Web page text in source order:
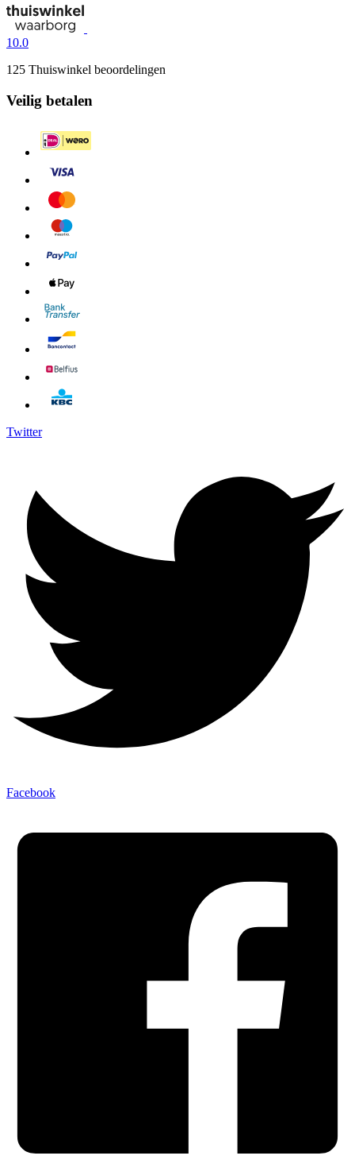
10.0
125 Thuiswinkel beoordelingen
Veilig betalen
Twitter
Facebook